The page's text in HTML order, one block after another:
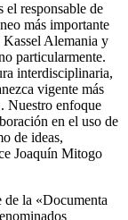
responsable de
más importante
Kassel Alemania y
particularmente.
interdisciplinaria,
vigente más
Nuestro enfoque
en el uso de
de ideas,
Joaquín Mitogo
de la «Documenta